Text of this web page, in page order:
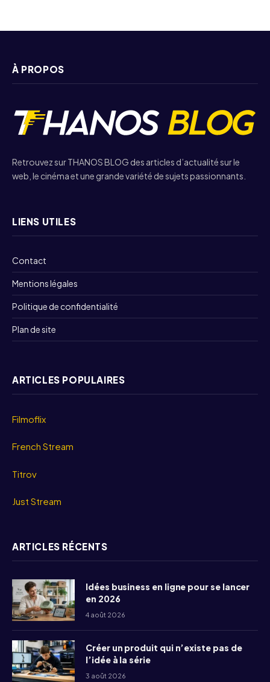
À PROPOS
Retrouvez sur THANOS BLOG des articles d’actualité sur le
web, le cinéma et une grande variété de sujets passionnants.
LIENS UTILES
Contact
Mentions légales
Politique de confidentialité
Plan de site
ARTICLES POPULAIRES
Filmoflix
French Stream
Titrov
Just Stream
ARTICLES RÉCENTS
Idées business en ligne pour se lancer
en 2026
4 août 2026
Créer un produit qui n’existe pas de
l’idée à la série
3 août 2026